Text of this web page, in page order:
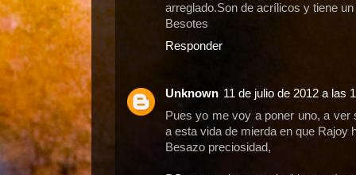
arreglado.Son de acrílicos y tiene
Besotes
Responder
Unknown 11 de julio de 2012 a las
Pues yo me voy a poner uno, a ver
a esta vida de mierda en que Rajoy
Besazo preciosidad,